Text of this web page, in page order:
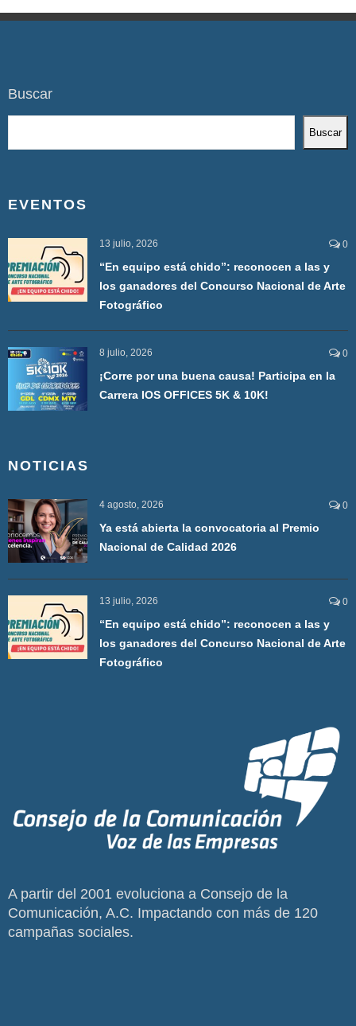
Buscar
Buscar
EVENTOS
13 julio, 2026 0
“En equipo está chido”: reconocen a las y
los ganadores del Concurso Nacional de Arte
Fotográfico
8 julio, 2026 0
¡Corre por una buena causa! Participa en la
Carrera IOS OFFICES 5K & 10K!
NOTICIAS
4 agosto, 2026 0
Ya está abierta la convocatoria al Premio
Nacional de Calidad 2026
13 julio, 2026 0
“En equipo está chido”: reconocen a las y
los ganadores del Concurso Nacional de Arte
Fotográfico
A partir del 2001 evoluciona a Consejo de la
Comunicación, A.C. Impactando con más de 120
campañas sociales.